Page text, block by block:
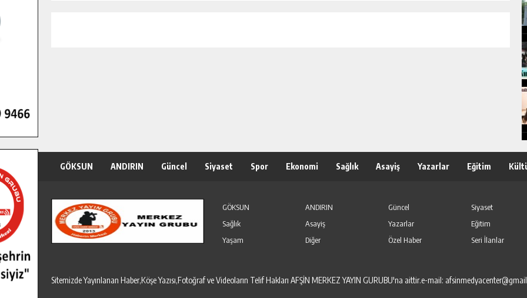
GÖKSUN ANDIRIN Güncel Siyaset Spor Ekonomi Sağlık Asayiş Yazarlar Eğitim
GÖKSUN ANDIRIN Güncel Siyaset
Sağlık
Asayiş Yazarlar Eğitim
Yaşam
Diğer Özel Haber Seri İlanlar
Sitemizde Yayınlanan Haber,Köşe Yazısı,Fotoğraf ve Videoların Telif Hakları AFŞİN MERKEZ YAYIN GURUBU'na aittir.e-mail: